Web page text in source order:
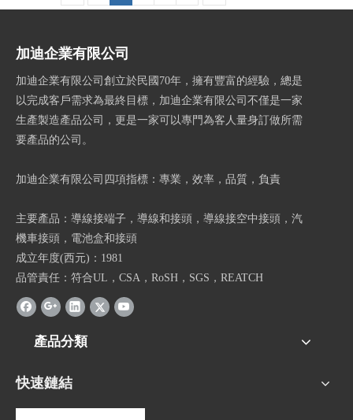
加迪企業有限公司
加迪企業有限公司創立於民國70年，擁有豐富的經驗，總是
以完成客戶需求為最終目標，加迪企業有限公司不僅是一家
生產製造產品公司，更是一家可以專門為客人量身訂做所需
要產品的公司。
加迪企業有限公司四項指標：專業，效率，品質，負責
主要產品：導線接端子，導線和接頭，導線接空中接頭，汽
機車接頭，電池盒和接頭
成立年度(西元)：1981
品管責任：符合UL，CSA，RoSH，SGS，REATCH
產品分類
快速鏈結